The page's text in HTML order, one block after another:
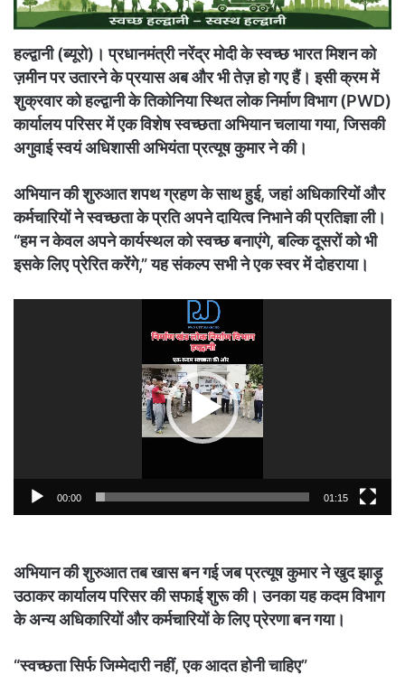
हल्द्वानी (ब्यूरो)। प्रधानमंत्री नरेंद्र मोदी के स्वच्छ भारत मिशन को
ज़मीन पर उतारने के प्रयास अब और भी तेज़ हो गए हैं। इसी क्रम में
शुक्रवार को हल्द्वानी के तिकोनिया स्थित लोक निर्माण विभाग (PWD)
कार्यालय परिसर में एक विशेष स्वच्छता अभियान चलाया गया, जिसकी
अगुवाई स्वयं अधिशासी अभियंता प्रत्यूष कुमार ने की।
अभियान की शुरुआत शपथ ग्रहण के साथ हुई, जहां अधिकारियों और
कर्मचारियों ने स्वच्छता के प्रति अपने दायित्व निभाने की प्रतिज्ञा ली।
“हम न केवल अपने कार्यस्थल को स्वच्छ बनाएंगे, बल्कि दूसरों को भी
इसके लिए प्रेरित करेंगे,” यह संकल्प सभी ने एक स्वर में दोहराया।
00:00 01:15
अभियान की शुरुआत तब खास बन गई जब प्रत्यूष कुमार ने खुद झाड़ू
उठाकर कार्यालय परिसर की सफाई शुरू की। उनका यह कदम विभाग
के अन्य अधिकारियों और कर्मचारियों के लिए प्रेरणा बन गया।
“स्वच्छता सिर्फ जिम्मेदारी नहीं, एक आदत होनी चाहिए”